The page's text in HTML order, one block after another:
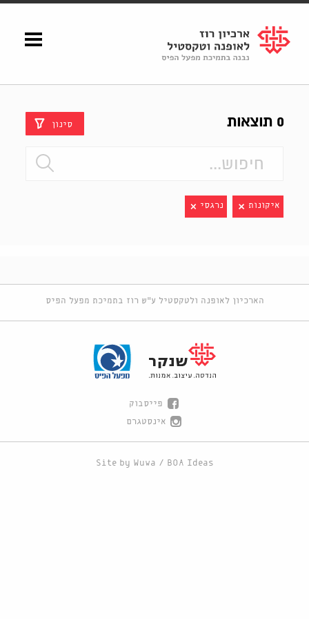
Shenkar
Logo
0 תוצאות סינון
איקונות נרגסי
הארכיון לאופנה ולטקסטיל ע"ש רוז בתמיכת מפעל הפיס
פייסבוק
אינסטגרם
Site by Wuwa / BOA Ideas